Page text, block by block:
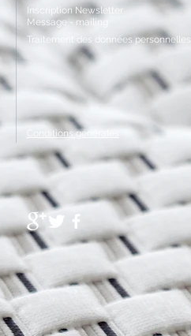
Inscription Newsletter
Message - mailing
Traitement
des données personnelles
Conditions générales